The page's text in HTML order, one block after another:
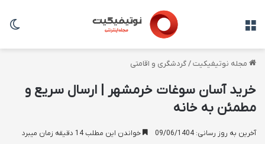
مجله نوتیفیکیت/گردشگری و اقامتی
خرید آسان سوغات خرمشهر | ارسال سریع و
مطمئن به خانه
آخرین به روز رسانی: 09/06/1404 خواندن این مطلب 14 دقیقه زمان میبرد